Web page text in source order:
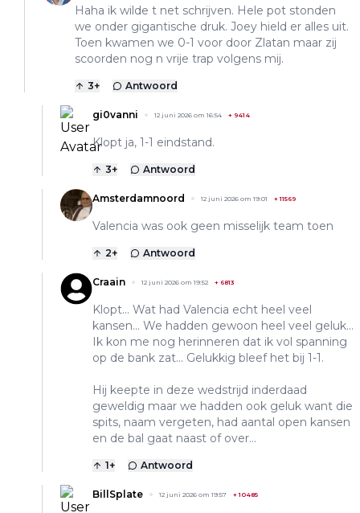
Haha ik wilde t net schrijven. Hele pot stonden
we onder gigantische druk. Joey hield er alles uit.
Toen kwamen we 0-1 voor door Zlatan maar zij
scoorden nog n vrije trap volgens mij.
3+ Antwoord
gi0vanni 12 juni 2026 om 16:54 + 9414
Klopt ja, 1-1 eindstand.
3+ Antwoord
Amsterdamnoord 12 juni 2026 om 19:01 +11569
Valencia was ook geen misselijk team toen
2+ Antwoord
Craain 12 juni 2026 om 19:52 + 6813
Klopt... Wat had Valencia echt heel veel
kansen... We hadden gewoon heel veel geluk...
Ik kon me nog herinneren dat ik vol spanning
op de bank zat... Gelukkig bleef het bij 1-1.
Hij keepte in deze wedstrijd inderdaad
geweldig maar we hadden ook geluk want die
spits, naam vergeten, had aantal open kansen
en de bal gaat naast of over...
1+ Antwoord
BillSplate 12 juni 2026 om 19:57 +10485